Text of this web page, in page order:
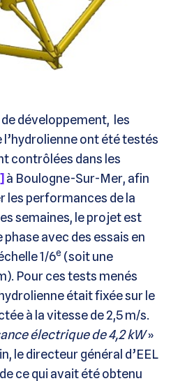
développement, les
ont été testés
contrôlées dans les
à Boulogne-Sur-Mer, afin
les performances de la
semaines, le projet est
avec des essais en
1/6e (soit une
Pour ces tests menés
était fixée sur le
à la vitesse de 2,5 m/s.
électrique de 4,2 kW»
le directeur général d’EEL
ce qui avait été obtenu